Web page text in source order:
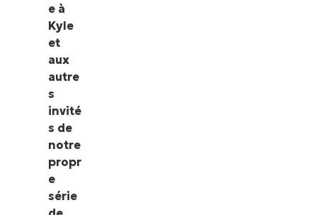
e à
Kyle
et
aux
autre
s
invité
s de
notre
propr
e
série